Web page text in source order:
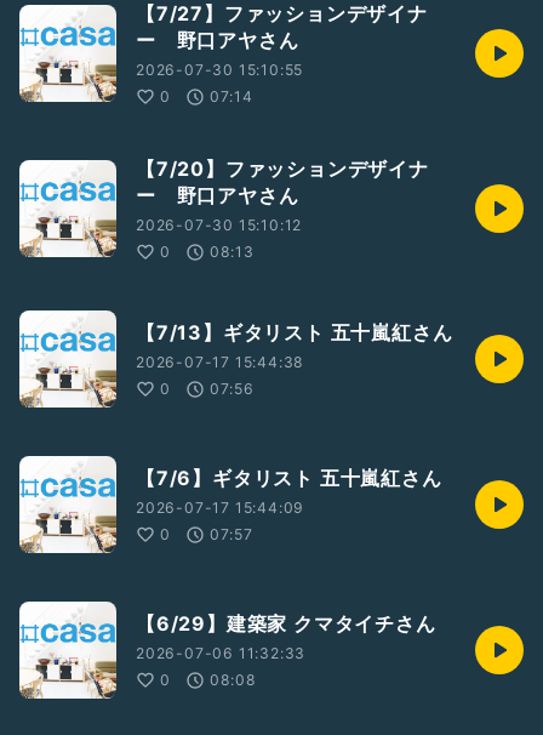
【7/27】ファッションデザイナ
ー 野口アヤさん
2026-07-30 15:10:55
0
07:14
【7/20】ファッションデザイナ
ー 野口アヤさん
2026-07-30 15:10:12
0
08:13
【7/13】ギタリスト 五十嵐紅さん
2026-07-17 15:44:38
0
07:56
【7/6】ギタリスト 五十嵐紅さん
2026-07-17 15:44:09
0
07:57
【6/29】建築家 クマタイチさん
2026-07-06 11:32:33
0
08:08